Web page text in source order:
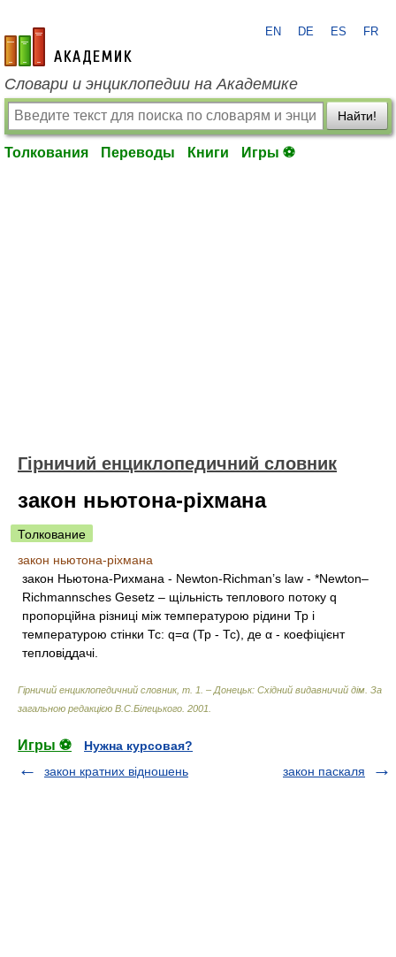
academic.ru
EN DE ES FR
Словари и энциклопедии на Академике
Найти!
Толкования Переводы Книги Игры ⚽
Гірничий енциклопедичний словник
закон ньютона-ріхмана
Толкование
закон ньютона-ріхмана
закон Ньютона-Рихмана - Newton-Richman’s law - *Newton–
Richmannsches Gesetz – щільність теплового потоку q
пропорційна різниці між температурою рідини Тр і
температурою стінки Тс: q=α (Тр - Тс), де α - коефіцієнт
тепловіддачі.
Гірничий енциклопедичний словник, т. 1. – Донецьк: Східний видавничий дім За
загальною редакцією В.С.Білецького 2001
Игры ⚽
Нужна курсовая?
закон кратних відношень
закон паскаля